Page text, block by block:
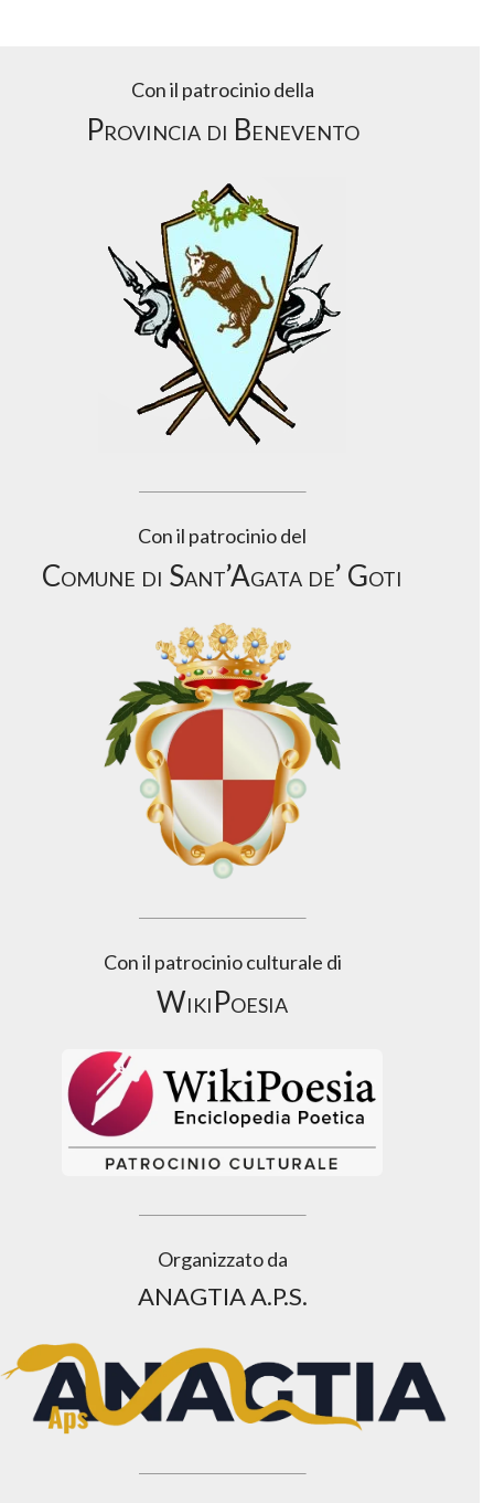
Con il patrocinio della
Provincia di Benevento
Con il patrocinio del
Comune di Sant’Agata de’ Goti
Con il patrocinio culturale di
WikiPoesia
Organizzato da
ANAGTIA A.P.S.